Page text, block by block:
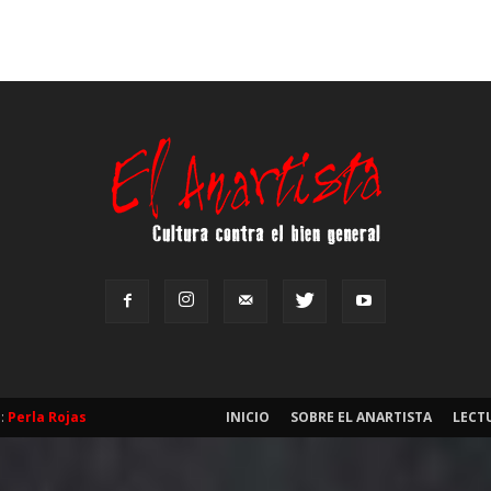
INICIO SOBRE EL ANARTISTA
Perla Rojas